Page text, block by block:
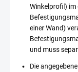
Winkelprofil) im
einer Wand)
und muss
Die